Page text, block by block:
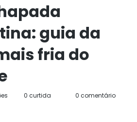
guia da
fria do
0 comentário
0 curtida